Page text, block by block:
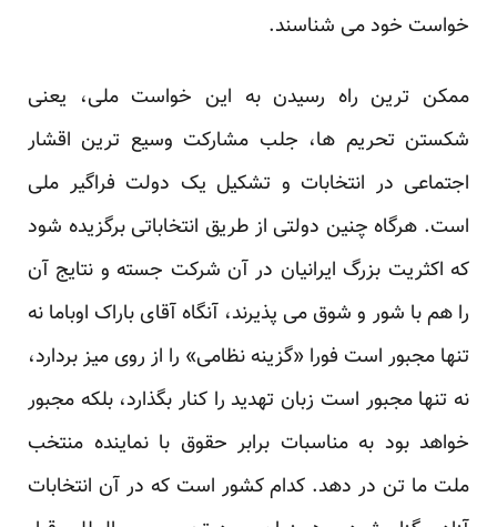
خواست خود می شناسند.
ممکن ترین راه رسیدن به این خواست ملی، یعنی
شکستن تحریم ها، جلب مشارکت وسیع ترین اقشار
اجتماعی در انتخابات و تشکیل یک دولت فراگیر ملی
است. هرگاه چنین دولتی از طریق انتخاباتی برگزیده شود
که اکثریت بزرگ ایرانیان در آن شرکت جسته و نتایج آن
را هم با شور و شوق می پذیرند، آنگاه آقای باراک اوباما نه
تنها مجبور است فورا «گزینه نظامی»‌ را از روی میز بردارد،
نه تنها مجبور است زبان تهدید را کنار بگذارد، بلکه مجبور
خواهد بود به مناسبات برابر حقوق با نماینده منتخب
ملت ما تن در دهد. کدام کشور است که در آن انتخابات